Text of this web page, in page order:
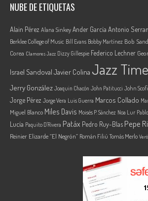
NUBE DE ETIQUETAS
Alain Pérez Alana SinkeyAnder García Antonio
Berklee College of Music Bill Evans Bobby Martínez Bob
Corea Clamores Jazz Dizzy Gillespie Federico Lechner
Israel Sandoval Javier Colina Jazz
Jerry González Joaquin Chacón John Patitucci John
Jorge Pérez Jorge Vera Luis Guerra Marcos Collado
Miguel Blanco Miles Davis Moisés P. Sánchez Noa Lur
Lucía Paquito D'Rivera Patáx Pedro Ruy-Blas Pepe
Reinier Elizarde “El Negrón” Román Filiú Tomás Merlo